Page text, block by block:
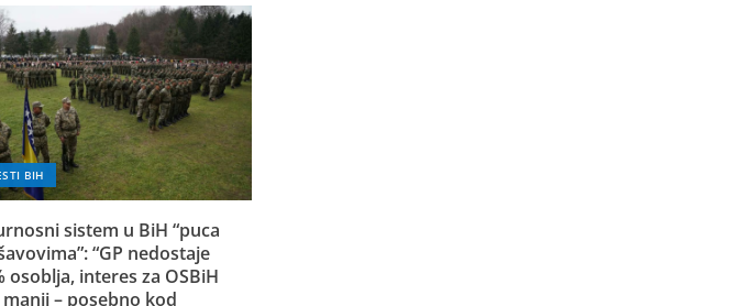
BIH
sistem u BiH “puca
“GP nedostaje
osoblja, interes za OSBiH
– posebno kod